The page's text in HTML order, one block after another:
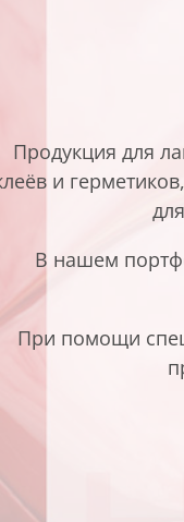
Продукция для
и
В нашем
При помощи